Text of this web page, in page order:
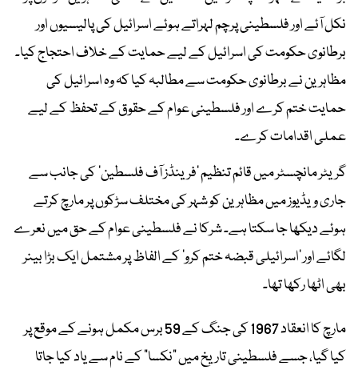
نکل آئے اور فلسطینی پرچم لہراتے ہوئے اسرائیل کی پالیسیوں اور
برطانوی حکومت کی اسرائیل کے لیے حمایت کے خلاف احتجاج کیا۔
مظاہرین نے برطانوی حکومت سے مطالبہ کیا کہ وہ اسرائیل کی
حمایت ختم کرے اور فلسطینی عوام کے حقوق کے تحفظ کے لیے
عملی اقدامات کرے۔
گریٹر مانچسٹر میں قائم تنظیم ’فرینڈز آف فلسطین‘ کی جانب سے
جاری ویڈیوز میں مظاہرین کو شہر کی مختلف سڑکوں پر مارچ کرتے
ہوئے دیکھا جا سکتا ہے۔ شرکا نے فلسطینی عوام کے حق میں نعرے
لگائے اور ’اسرائیلی قبضہ ختم کرو‘ کے الفاظ پر مشتمل ایک بڑا بینر
بھی اٹھا رکھا تھا۔
مارچ کا انعقاد 1967 کی جنگ کے 59 برس مکمل ہونے کے موقع پر
کیا گیا، جسے فلسطینی تاریخ میں "نکسا" کے نام سے یاد کیا جاتا